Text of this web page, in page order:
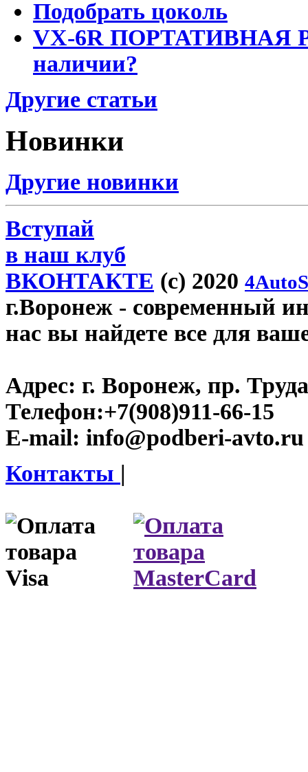
Подобрать цоколь
VX-6R ПОРТАТИВНАЯ
наличии?
Другие статьи
Новинки
Другие новинки
Вступай
в наш клуб
ВКОНТАКТЕ (c) 2020
г.Воронеж - современный
нас вы найдете все для
Адрес: г. Воронеж, пр.
Телефон:+7(908)911-66-15
E-mail: info@podberi-avto.ru
Контакты |